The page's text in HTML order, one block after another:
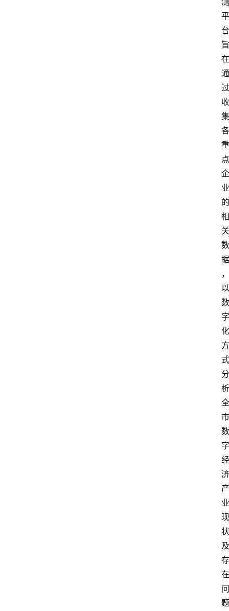
平
台
旨
在
通
过
收
集
各
重
点
企
业
的
相
关
数
据
，
以
数
字
化
方
式
分
析
全
市
数
字
经
济
产
业
现
状
及
存
在
问
题